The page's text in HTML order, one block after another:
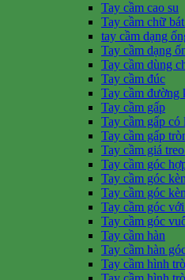
Tay cầm cao su
Tay cầm chữ
tay cầm dạng
Tay cầm dạng
Tay cầm dùng
Tay cầm đúc
Tay cầm đường
Tay cầm gấp
Tay cầm gấp có
Tay cầm gấp
Tay cầm giá
Tay cầm góc
Tay cầm góc
Tay cầm góc
Tay cầm góc
Tay cầm góc
Tay cầm hàn
Tay cầm hàn
Tay cầm hình